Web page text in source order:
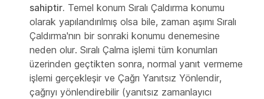
sahiptir. Temel konum Sıralı Çaldırma konumu
olarak yapılandırılmış olsa bile, zaman aşımı Sıralı
Çaldırma'nın bir sonraki konumu denemesine
neden olur. Sıralı Çalma işlemi tüm konumları
üzerinden geçtikten sonra, normal yanıt vermeme
işlemi gerçekleşir ve Çağrı Yanıtsız Yönlendir,
çağrıyı yönlendirebilir (yanıtsız zamanlayıcı